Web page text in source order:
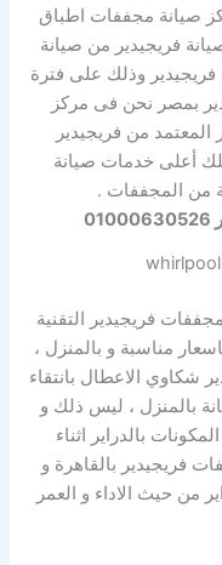
صيانة مجففات اطباق
فريجيدير من صيانة
وذلك على فترة
بمصر نحن فى مركز
من فريجيدير
أعلى خدمات صيانة
من المجففات .
فريجيدير التقنية
مناسبة و بالمنزل ،
شكاوي الاعطال بانتقاء
بالمنزل ، ليس ذلك و
بالدراير اثناء
فريجيدير بالقاهرة و
من حيث الاداء و العمر